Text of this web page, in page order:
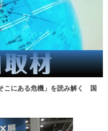
こにある危機」を読み解く 国